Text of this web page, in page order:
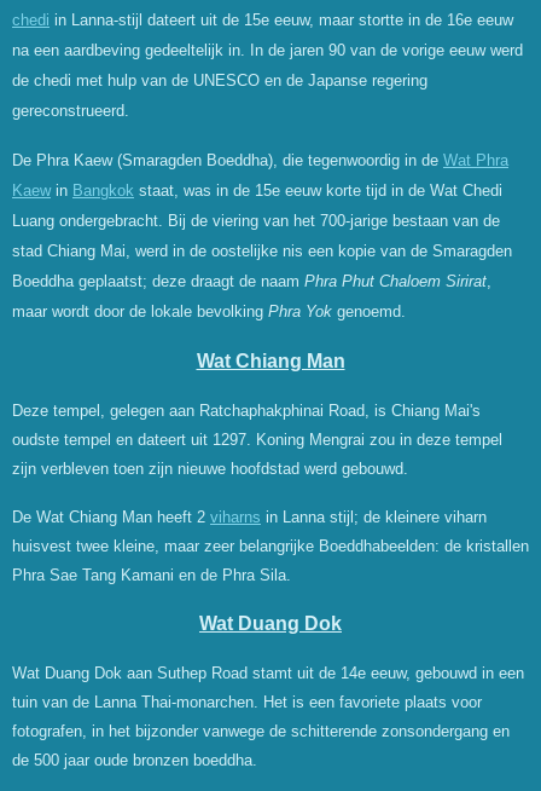
chedi in Lanna-stijl dateert uit de 15e eeuw, maar stortte in de 16e eeuw
na een aardbeving gedeeltelijk in. In de jaren 90 van de vorige eeuw werd
de chedi met hulp van de UNESCO en de Japanse regering
gereconstrueerd.
De Phra Kaew (Smaragden Boeddha), die tegenwoordig in de Wat Phra
Kaewin Bangkok staat, was in de 15e eeuw korte tijd in de Wat Chedi
Luang ondergebracht. Bij de viering van het 700-jarige bestaan van de
stad Chiang Mai, werd in de oostelijke nis een kopie van de Smaragden
Boeddha geplaatst; deze draagt de naam Phra Phut Chaloem Sirirat,
maar wordt door de lokale bevolking Phra Yok genoemd.
Wat Chiang Man
Deze tempel, gelegen aan Ratchaphakphinai Road, is Chiang Mai's
oudste tempel en dateert uit 1297. Koning Mengrai zou in deze tempel
zijn verbleven toen zijn nieuwe hoofdstad werd gebouwd.
De Wat Chiang Man heeft 2 viharns in Lanna stijl; de kleinere viharn
huisvest twee kleine, maar zeer belangrijke Boeddhabeelden: de kristallen
Phra Sae Tang Kamani en de Phra Sila.
Wat Duang Dok
Wat Duang Dok aan Suthep Road stamt uit de 14e eeuw, gebouwd in een
tuin van de Lanna Thai-monarchen. Het is een favoriete plaats voor
fotografen, in het bijzonder vanwege de schitterende zonsondergang en
de 500 jaar oude bronzen boeddha.